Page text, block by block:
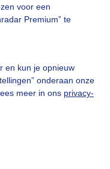
voor een
Premium” te
en kun je opnieuw
onderaan onze
meer in ons privacy-